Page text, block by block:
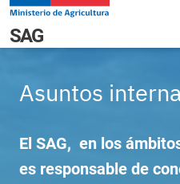
Pasar al contenido principal
Navegación
SAG
Asuntos
El SAG, en los
es responsable de